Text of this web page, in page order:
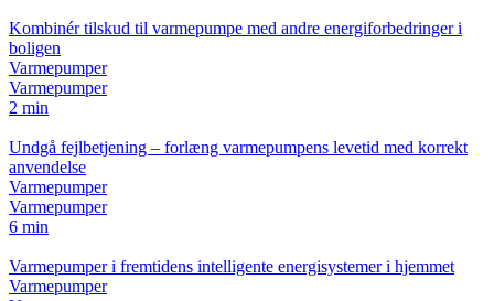
Kombinér tilskud til varmepumpe med andre energiforbedringer i
boligen
Varmepumper
Varmepumper
2 min
Undgå fejlbetjening – forlæng varmepumpens levetid med korrekt
anvendelse
Varmepumper
Varmepumper
6 min
Varmepumper i fremtidens intelligente energisystemer i hjemmet
Varmepumper